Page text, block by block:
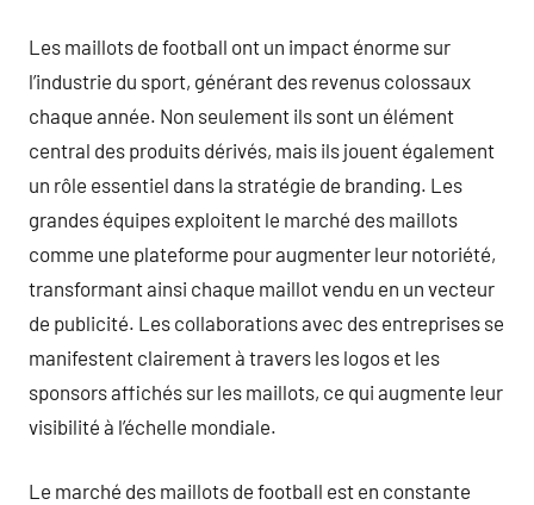
Les maillots de football ont un impact énorme sur
l’industrie du sport, générant des revenus colossaux
chaque année. Non seulement ils sont un élément
central des produits dérivés, mais ils jouent également
un rôle essentiel dans la stratégie de branding. Les
grandes équipes exploitent le marché des maillots
comme une plateforme pour augmenter leur notoriété,
transformant ainsi chaque maillot vendu en un vecteur
de publicité. Les collaborations avec des entreprises se
manifestent clairement à travers les logos et les
sponsors affichés sur les maillots, ce qui augmente leur
visibilité à l’échelle mondiale.
Le marché des maillots de football est en constante